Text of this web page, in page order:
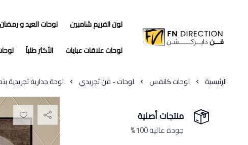
فن دايركشن
لون الفريم شامبين لوحات العيد و رمضان
لوحات علاقات عبايات
الأكثر طلباً
الرئيسية لوحات كانفس لوحات - فن تجريدي لوحة جدارية تجريدية
منتجات أصلية
جودة عالية 100%